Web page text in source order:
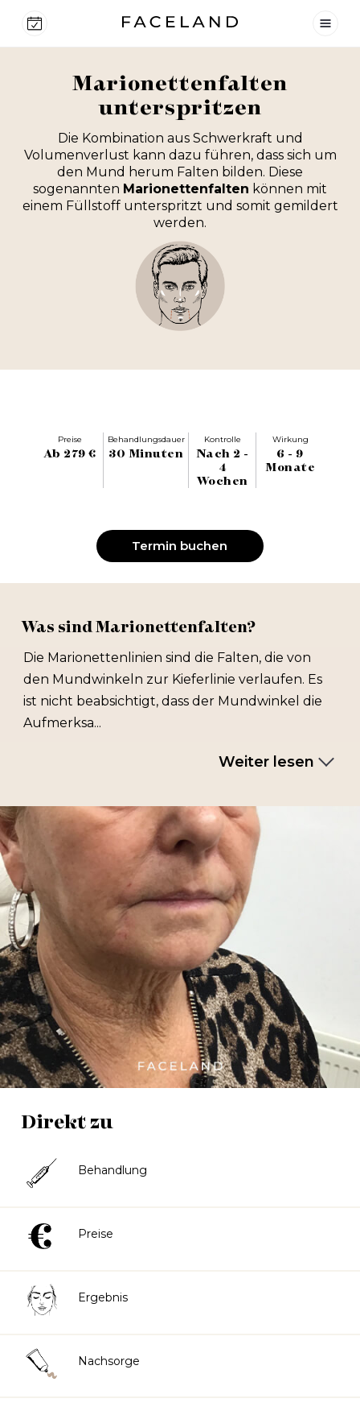
Marionettenfalten
unterspritzen
Die Kombination aus Schwerkraft und
Volumenverlust kann dazu führen, dass sich um
den Mund herum Falten bilden. Diese
sogenannten Marionettenfalten können mit
einem Füllstoff unterspritzt und somit gemildert
werden.
Preise
Ab 279 €
Behandlungsdauer
30 Minuten
Kontrolle
Nach 2 -
4
Wochen
Wirkung
6 - 9
Monate
Termin buchen
Was sind Marionettenfalten?
Die Marionettenlinien sind die Falten, die von
den Mundwinkeln zur Kieferlinie verlaufen. Es
ist nicht beabsichtigt, dass der Mundwinkel die
Aufmerksa...
Weiter lesen
Direkt zu
Behandlung
Preise
Ergebnis
Nachsorge